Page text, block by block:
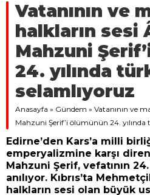
Vatanının ve
halkların sesi
Mahzuni
24. yılında
selamlıyoruz
Anasayfa » Gündem » Vatanının ve
Mahzuni Şerif’i ölümünün 24.
Edirne’den Kars’a milli
emperyalizmine karşı
Mahzuni Şerif, vefatının
anılıyor. Kıbrıs’ta
halkların sesi olan büyük